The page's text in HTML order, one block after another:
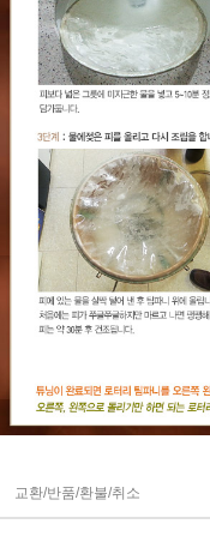
교환/반품/환불/취소